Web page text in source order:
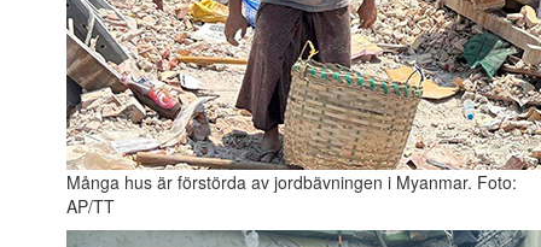
Många hus är förstörda av jordbävningen i Myanmar. Foto:
AP/TT